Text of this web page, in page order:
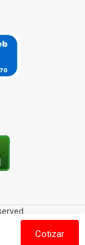
privacidad
de Cookies
Cotizar